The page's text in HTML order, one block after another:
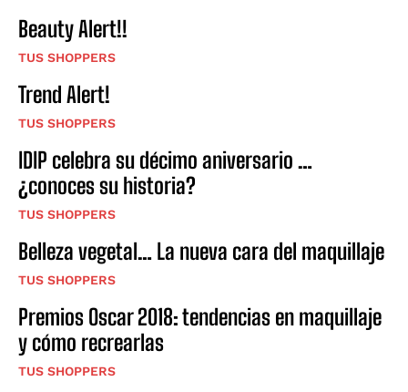
Beauty Alert!!
TUS SHOPPERS
Trend Alert!
TUS SHOPPERS
IDIP celebra su décimo aniversario …
¿conoces su historia?
TUS SHOPPERS
Belleza vegetal… La nueva cara del maquillaje
TUS SHOPPERS
Premios Oscar 2018: tendencias en maquillaje
y cómo recrearlas
TUS SHOPPERS